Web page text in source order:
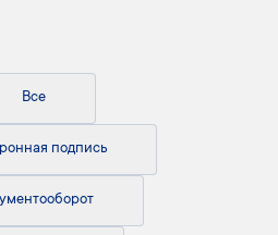
Все
подпись